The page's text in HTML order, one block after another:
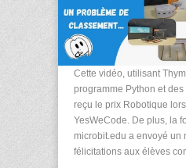
Cette vidéo, utilisant
programme Python et
reçu le prix Robotique
YesWeCode. De plus, la
microbit.edu a envoyé un
félicitations aux élèves